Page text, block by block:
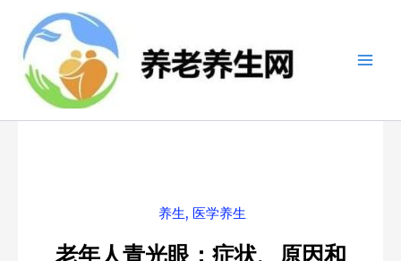
养生, 医学养生
老年人青光眼：症状、原因和